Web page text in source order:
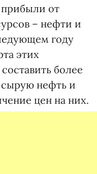
от
– нефти и
году
этих
более
сырую нефть и
цен на них.